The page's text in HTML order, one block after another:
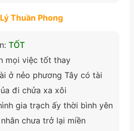
Thuần Phong
TỐT
mọi việc tốt thay
ở nẻo phương Tây có tài
đi chửa xa xôi
gia trạch ấy thời bình yên
chưa trở lại miền